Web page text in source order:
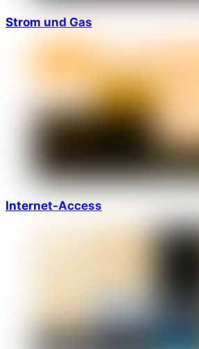
Strom und Gas
Internet-Access